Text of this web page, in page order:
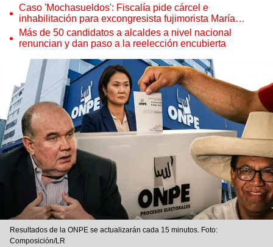
Caso 'Mochasueldos': Fiscalía pide cárcel e
inhabilitación para excongresista fujimorista María
Cordero Jon Tay
Más de 50 candidatos a alcaldes a nivel nacional
renuncian y dan paso a la reelección encubierta
Resultados de la ONPE se actualizarán cada 15 minutos. Foto:
Composición/LR